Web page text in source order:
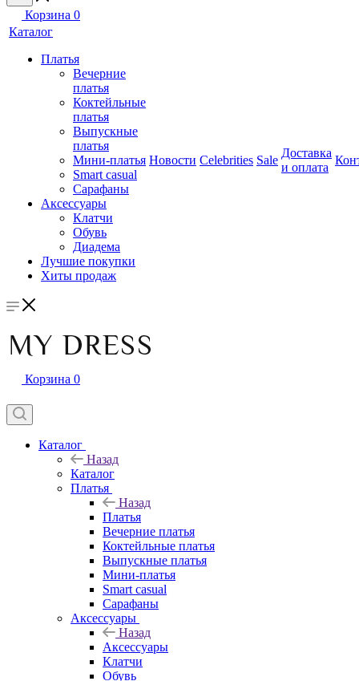
Корзина 0
Каталог
Платья
Вечерние
платья
Коктейльные
платья
Выпускные
платья
Мини-платья
Smart casual
Сарафаны
Аксессуары
Клатчи
Обувь
Диадема
Лучшие покупки
Хиты продаж
Новости Celebrities Sale
Доставка
и оплата
Корзина 0
Каталог
Назад
Каталог
Платья
Назад
Платья
Вечерние платья
Коктейльные платья
Выпускные платья
Мини-платья
Smart casual
Сарафаны
Аксессуары
Назад
Аксессуары
Клатчи
Обувь